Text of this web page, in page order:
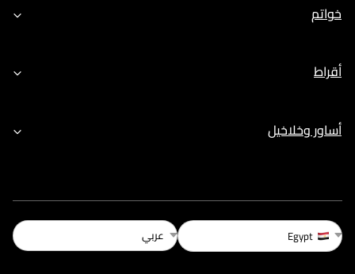
خواتم
أقراط
أساور وخلاخيل
Egypt عربي